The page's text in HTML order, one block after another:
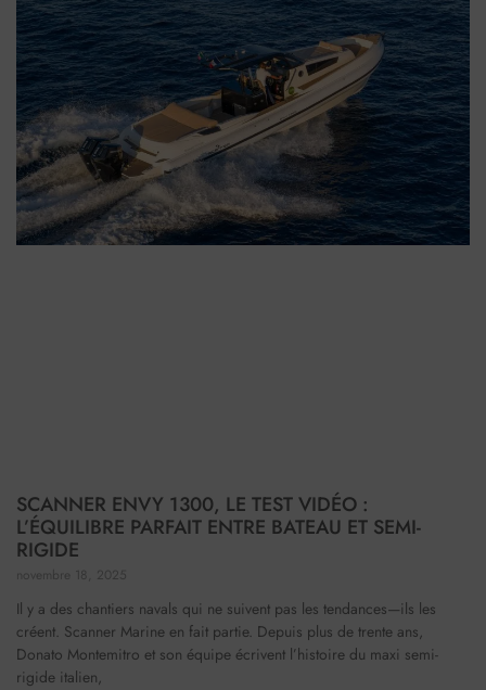
SCANNER ENVY 1300, LE TEST VIDÉO :
L’ÉQUILIBRE PARFAIT ENTRE BATEAU ET SEMI-
RIGIDE
novembre 18, 2025
Il y a des chantiers navals qui ne suivent pas les tendances—ils les
créent. Scanner Marine en fait partie. Depuis plus de trente ans,
Donato Montemitro et son équipe écrivent l’histoire du maxi semi-
rigide italien,